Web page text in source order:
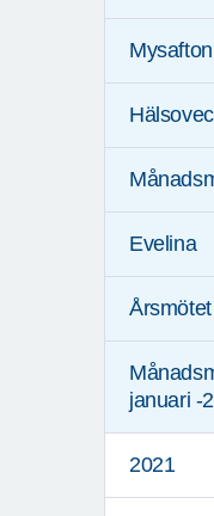
Evelina
januari -
2021